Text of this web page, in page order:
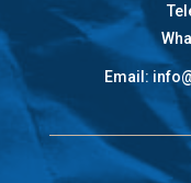
Email: